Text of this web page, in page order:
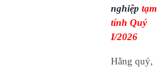
nghiệp tạm
tính Quý
I/2026
Hằng quý,